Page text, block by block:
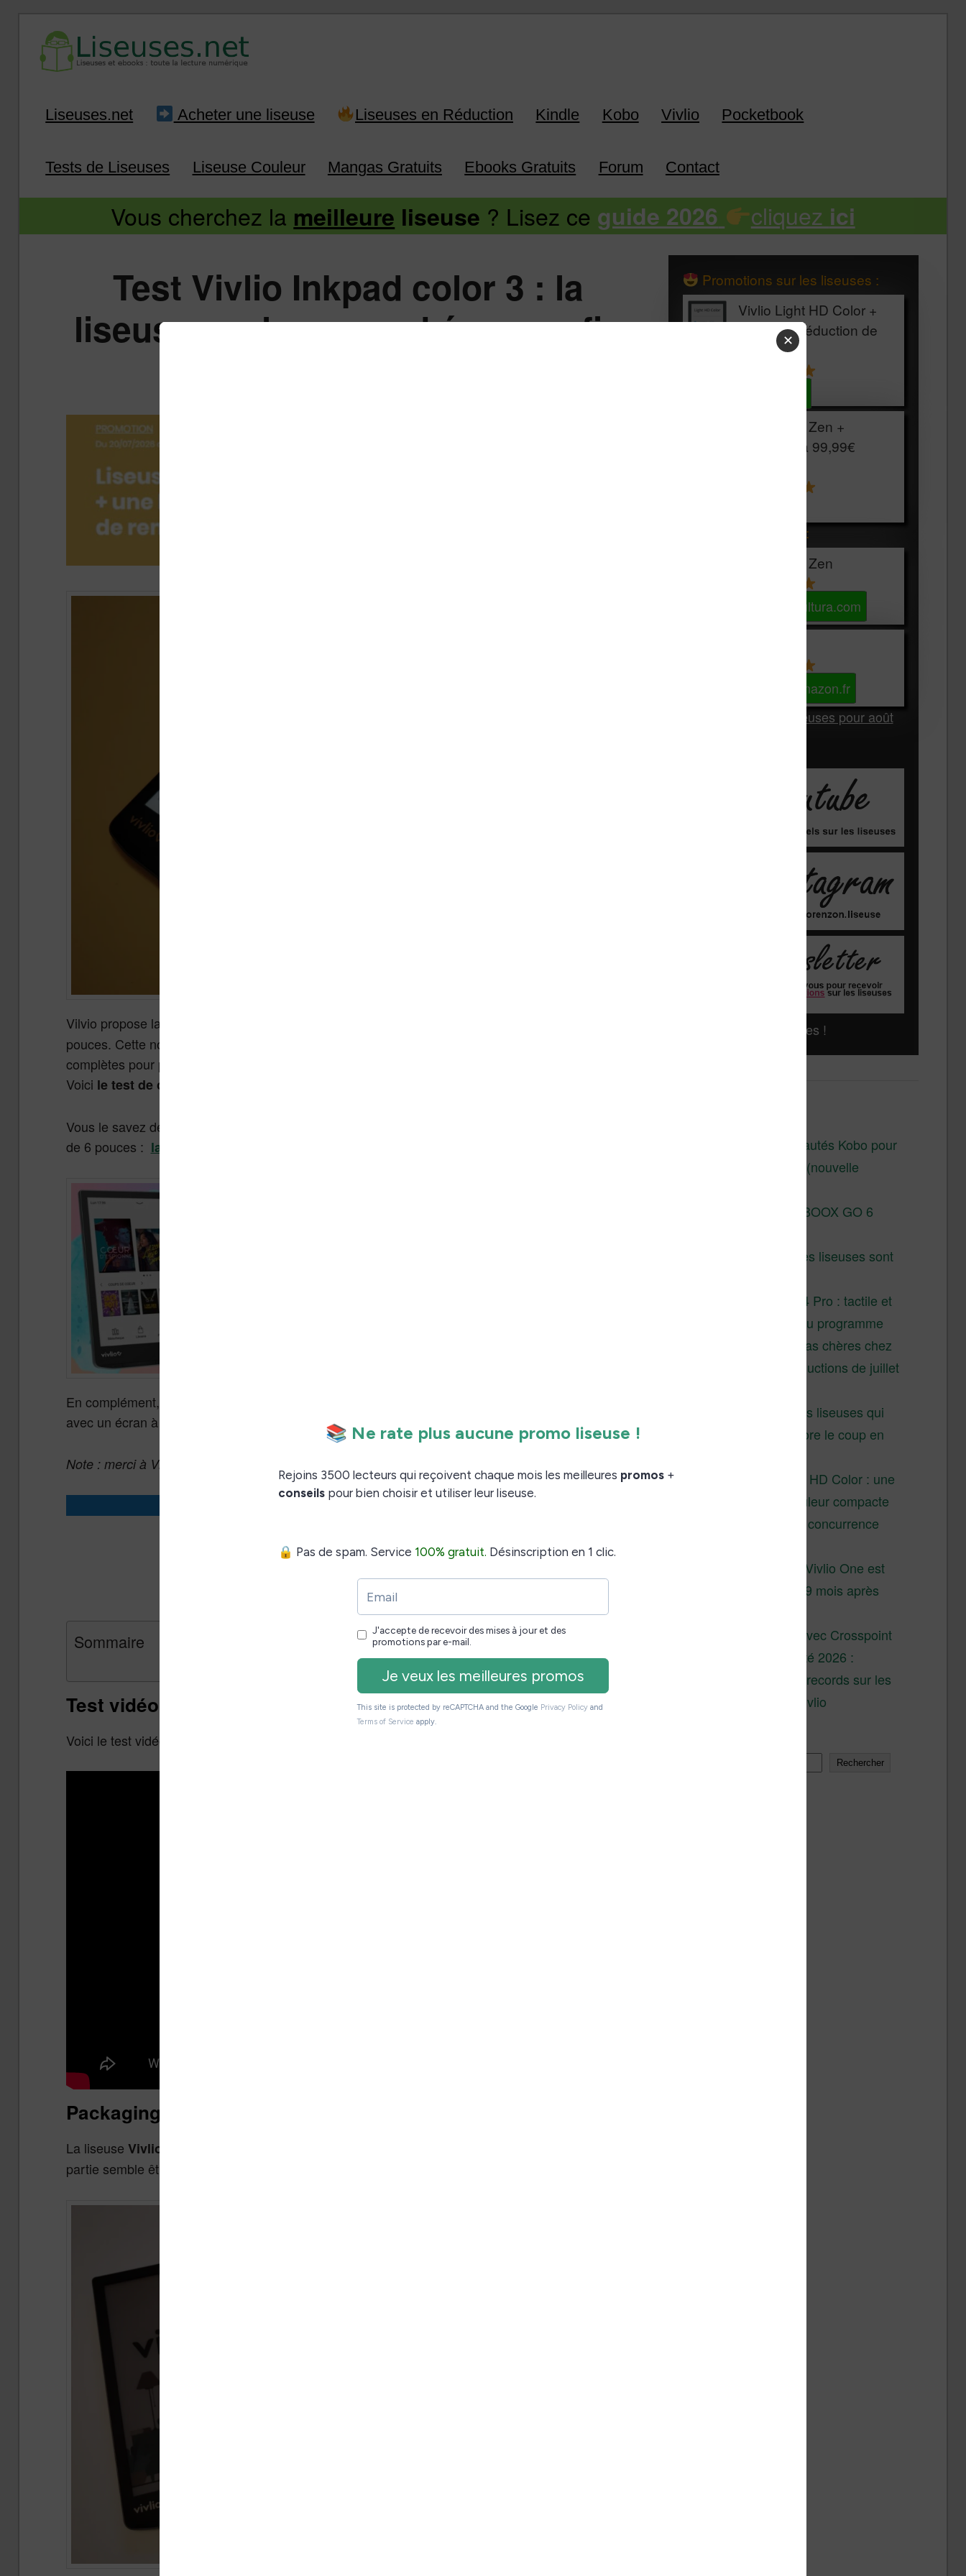
Infos sur les liseuses Kindle, Kobo, Vivlio, Pocketbook
Liseuses.net Acheter une liseuse Liseuses en Réduction Kindle Kobo Vivlio Pocketbook
Tests de Liseuses Liseuse Couleur Mangas Gratuits Ebooks Gratuits Forum Contact
Vous cherchez la meilleure liseuse ? Lisez ce guide 2026 cliquez ici
Test Vivlio Inkpad color 3 : la
liseuse couleur grand écran enfin
Vilvio propose la liseuse
pouces. Cette nouvelle liseuse est un modèle haut de gamme qui propose des fonctionnalités
complètes pour profiter au mieux de vos contenus audio et de vos ebooks (format epub et autres).
Voici le test de cette liseuse
Vous le savez déjà sans doute, mais Vivlio a déjà sorti en septembre une nouvelle liseuse couleur
de 6 pouces : la Vivlio Light HD color
En complément, l’entreprise basée dans la ville de Lyon, vient de sortir une liseuse plus grande
avec un écran à encre électronique couleur Kaleido 3 de 7.8 pouces : la
Vivlio InkPad Color 3
Note : merci à Vivlio pour m’avoir envoyé cette liseuse afin que j’en réalise le test complet.
Acheter la Vivlio Inkpad Color 3
Vivlio Inkpad Color 3 chez Cultura (voir l’offre)
Vivlio Inkpad Color 3 chez Boulanger (voir l’offre)
Sommaire
Test vidéo de la liseuse Vivlio Inkpad Color 3
Voici le test vidéo de la liseuse :
Packaging et caractéristiques techniques de la liseuse
La liseuse Vivlio InkPad Color 3
partie semble être conçue en carton recyclé.
Promotions sur les liseuses :
Vivlio Light HD Color +
HOUSSE réduction de
Vivlio Light Zen +
HOUSSE à 99,99€
Les accessibles :
Vivlio Light Zen
Voir sur Cultura.com
Voir sur Amazon.fr
Les Meilleures liseuses pour août
Liseuses pas chères !
Les nouveautés Kobo pour
la fin 2026 (nouvelle
Test de la BOOX GO 6
Pourquoi les liseuses sont
XTEINK X4 Pro : tactile et
éclairage au programme
Liseuses pas chères chez
Vivlio – réductions de juillet
3 anciennes liseuses qui
valent encore le coup en
Vivlio Light HD Color : une
liseuse couleur compacte
à prix défiant toute concurrence
La liseuse Vivlio One est
un succès 9 mois après
XTEINK X4 : test avec Crosspoint
Soldes d’été 2026 :
réductions records sur les
liseuses Kobo et Vivlio
Rechercher
✕